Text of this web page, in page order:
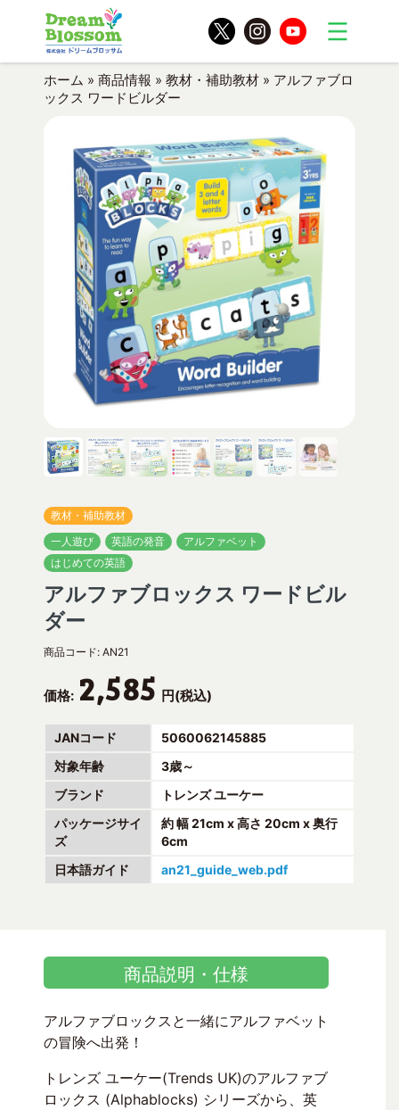
ホーム » 商品情報 » 教材・補助教材 » アルファブロ
ックス ワードビルダー
教材・補助教材
一人遊び
英語の発音
アルファベット
はじめての英語
アルファブロックス ワードビル
ダー
商品コード: AN21
価格: 2,585 円(税込)
JANコード
5060062145885
対象年齢
3歳～
ブランド
トレンズ ユーケー
パッケージサイ
ズ
約 幅 21cm x 高さ 20cm x 奥行
6cm
日本語ガイド
an21_guide_web.pdf
商品説明・仕様
アルファブロックスと一緒にアルファベット
の冒険へ出発！
トレンズ ユーケー(Trends UK)のアルファブ
ロックス (Alphablocks) シリーズから、英